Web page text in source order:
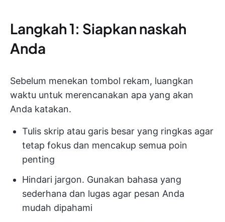
Langkah 1: Siapkan naskah
Anda
Sebelum menekan tombol rekam, luangkan
waktu untuk merencanakan apa yang akan
Anda katakan.
Tulis skrip atau garis besar yang ringkas agar
tetap fokus dan mencakup semua poin
penting
Hindari jargon. Gunakan bahasa yang
sederhana dan lugas agar pesan Anda
mudah dipahami